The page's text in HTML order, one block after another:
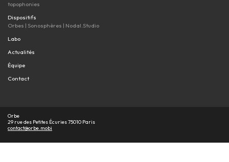
topophonies
Dispositifs
Orbes | Sonosphères | Nodal.Studio
Labo
Actualités
Équipe
Contact
Orbe
29 rue des Petites Écuries 75010 Paris
contact@orbe.mobi